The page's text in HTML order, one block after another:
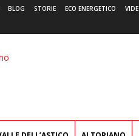
BLOG STORIE ECO ENERGETICO